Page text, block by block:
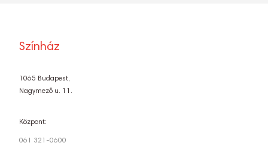
Színház
1065 Budapest,
Nagymező u. 11.
Központ:
061 321-0600